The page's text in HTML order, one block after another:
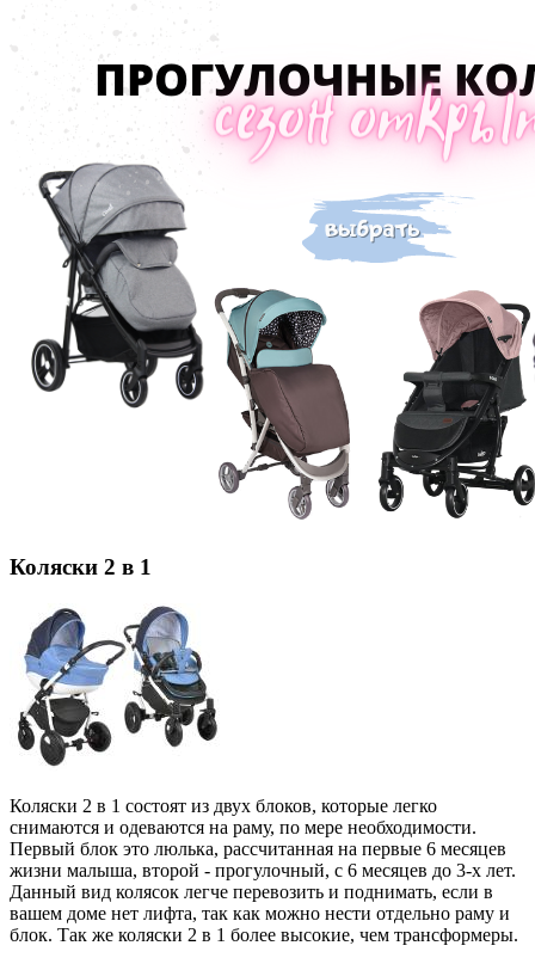
Коляски 2 в 1
Коляски 2 в 1 состоят из двух блоков, которые легко
снимаются и одеваются на раму, по мере необходимости.
Первый блок это люлька, рассчитанная на первые 6 месяцев
жизни малыша, второй - прогулочный, с 6 месяцев до 3-х лет.
Данный вид колясок легче перевозить и поднимать, если в
вашем доме нет лифта, так как можно нести отдельно раму и
блок. Так же коляски 2 в 1 более высокие, чем трансформеры.